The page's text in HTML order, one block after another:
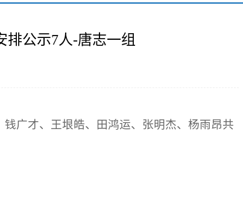
排公示7人-唐志一组
广才、王垠皓、田鸿运、张明杰、杨雨昂共